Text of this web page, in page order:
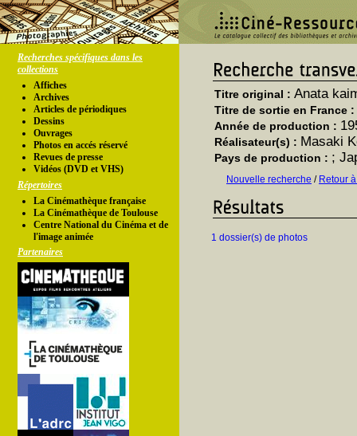
Recherches spécifiques dans les
collections
Affiches
Archives
Articles de périodiques
Dessins
Ouvrages
Photos en accés réservé
Revues de presse
Vidéos (DVD et VHS)
Répertoires
La Cinémathèque française
La Cinémathèque de Toulouse
Centre National du Cinéma et de
l'image animée
Partenaires
Titre original : Anata
Titre de sortie en France :
Année de production :
Réalisateur(s) : Masaki
Pays de production : ;
Nouvelle recherche / Retour
1 dossier(s) de photos